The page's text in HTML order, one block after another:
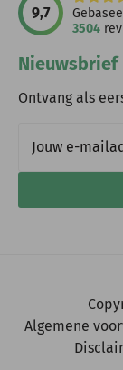
9,7
3504
Nieuwsbrief
Ontvang als
Jouw e-
Algemene